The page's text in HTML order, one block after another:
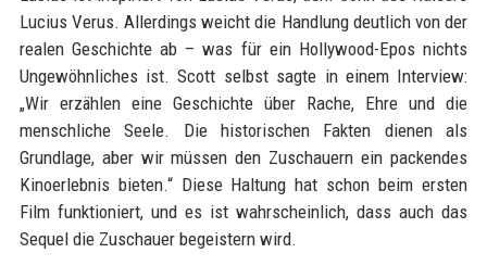
Lucius Verus. Allerdings weicht die Handlung deutlich von der
realen Geschichte ab – was für ein Hollywood-Epos nichts
Ungewöhnliches ist. Scott selbst sagte in einem Interview:
„Wir erzählen eine Geschichte über Rache, Ehre und die
menschliche Seele. Die historischen Fakten dienen als
Grundlage, aber wir müssen den Zuschauern ein packendes
Kinoerlebnis bieten.“ Diese Haltung hat schon beim ersten
Film funktioniert, und es ist wahrscheinlich, dass auch das
Sequel die Zuschauer begeistern wird.